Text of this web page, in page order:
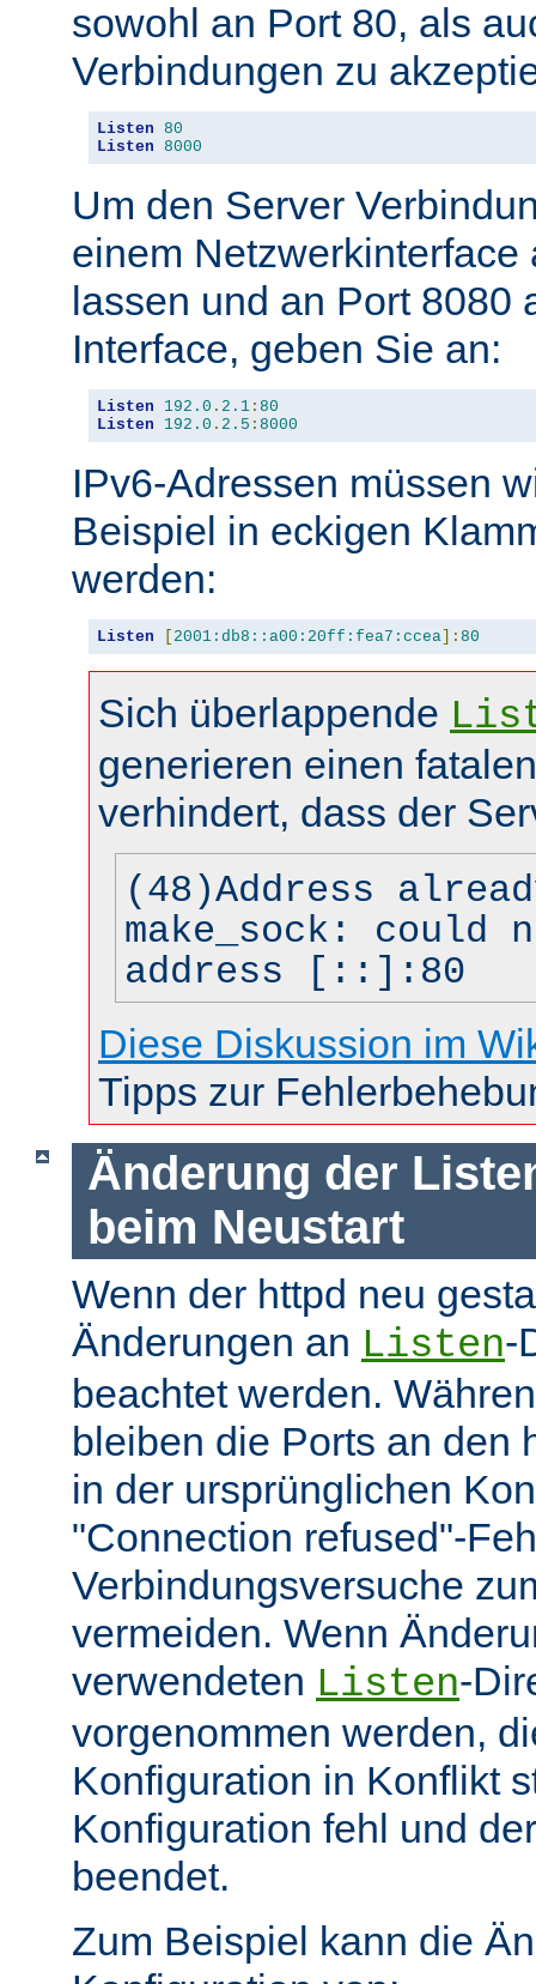
sowohl an Port 80, als
Verbindungen zu
Listen 80
Listen 8000
Um den Server
einem Netzwerkinterface
lassen und an Port 8080
Interface, geben Sie an:
Listen 192.0 . 2.1 : 80
Listen
192.0 . 2.5 : 8000
IPv6-Adressen müssen
Beispiel in eckigen
werden:
Listen [ 2001:db8::a00:20ff:fea7:ccea]: 80
Sich überlappende
generieren einen
verhindert, dass der
(48)Address
make_sock: could
address [::]:80
Diese Diskussion im
Tipps zur
Änderung der
beim Neustart
Wenn der httpd neu
Änderungen an Listen-
beachtet werden.
bleiben die Ports an den
in der ursprünglichen
"Connection refused"-
Verbindungsversuche
vermeiden. Wenn
verwendeten Listen-
vorgenommen werden,
Konfiguration in Konflikt
Konfiguration fehl und
beendet.
Zum Beispiel kann die